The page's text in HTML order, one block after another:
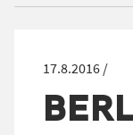
17.8.2016 /